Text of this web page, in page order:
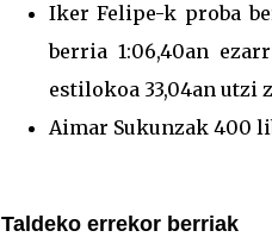
Iker Felipe-k proba
berria 1:06,40an
estilokoa 33,04an utzi
Aimar Sukunzak 400
Taldeko errekor berriak